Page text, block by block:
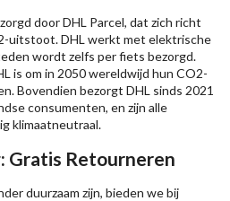
door DHL Parcel, dat zich richt
uitstoot. DHL werkt met elektrische
wordt zelfs per fiets bezorgd.
is om in 2050 wereldwijd hun CO2-
Bovendien bezorgt DHL sinds 2021
consumenten, en zijn alle
klimaatneutraal.
Gratis Retourneren
duurzaam zijn, bieden we bij